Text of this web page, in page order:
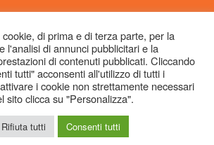
International Film Festival - Un progetto di:
APS – Sede legale: Studio Commercialista
via D’Azeglio 71, 40123 Bologna –
i diritti riservati -Privacy Policy- Site Design:
di prima e di terza parte, per la
l'analisi di annunci pubblicitari e la
di contenuti pubblicati. Cliccando
tutti" acconsenti all'utilizzo di tutti i
i cookie non strettamente necessari
sito clicca su "Personalizza".
Rifiuta tutti Consenti tutti